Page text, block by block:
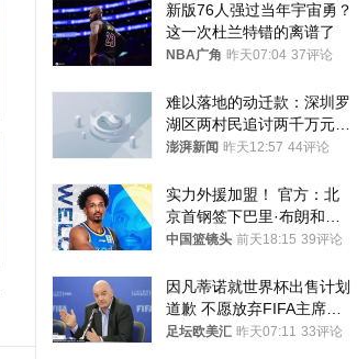
新版76人强过当年宇宙勇？
这一次杜兰特错的离谱了
NBA广角 昨天07:04 37评论
难以落地的动迁款：深圳罗
湖区两村民追讨两千万元动
迁款八年未果
澎湃新闻 昨天12:57 44评论
实力外援加盟！ 官方：北
京首钢签下巴里·布朗和桑
普森
中国篮镜头 前天18:15 39评论
因凡蒂诺就世界杯出售计划
道歉 不愿放弃FIFA主席职
位
足坛欧美汇 昨天07:11 33评论